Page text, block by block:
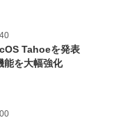
Tahoeを発表
を大幅強化